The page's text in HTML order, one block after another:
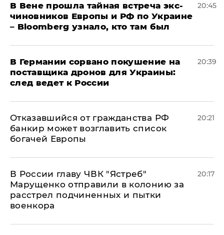
В Вене прошла тайная встреча экс-
чиновников Европы и РФ по Украине
– Bloomberg узнало, кто там был
20:45
​В Германии сорвано покушение на
поставщика дронов для Украины:
след ведет к России
20:39
Отказавшийся от гражданства РФ
банкир может возглавить список
богачей Европы
20:21
В России главу ЧВК "Ястреб"
Марущенко отправили в колонию за
расстрел подчиненных и пытки
военкора
20:17